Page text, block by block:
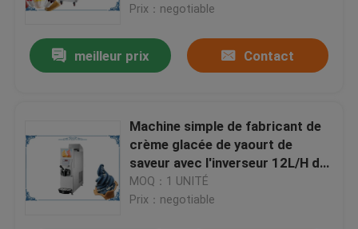
yaourt
Prix：negotiable
meilleur prix Contact
Machine simple de fabricant de
crème glacée de yaourt de
saveur avec l'inverseur 12L/H de
fréquence
MOQ：1 UNITÉ
Prix：negotiable